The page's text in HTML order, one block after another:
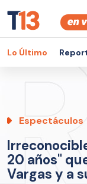
Lo Último
Espectáculos
20 años"
Vargas y a